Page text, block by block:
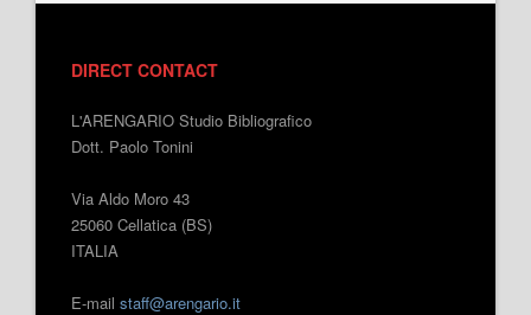
DIRECT CONTACT
L'ARENGARIO Studio Bibliografico
Dott. Paolo Tonini
Via Aldo Moro 43
25060 Cellatica (BS)
ITALIA
E-mail staff@arengario.it